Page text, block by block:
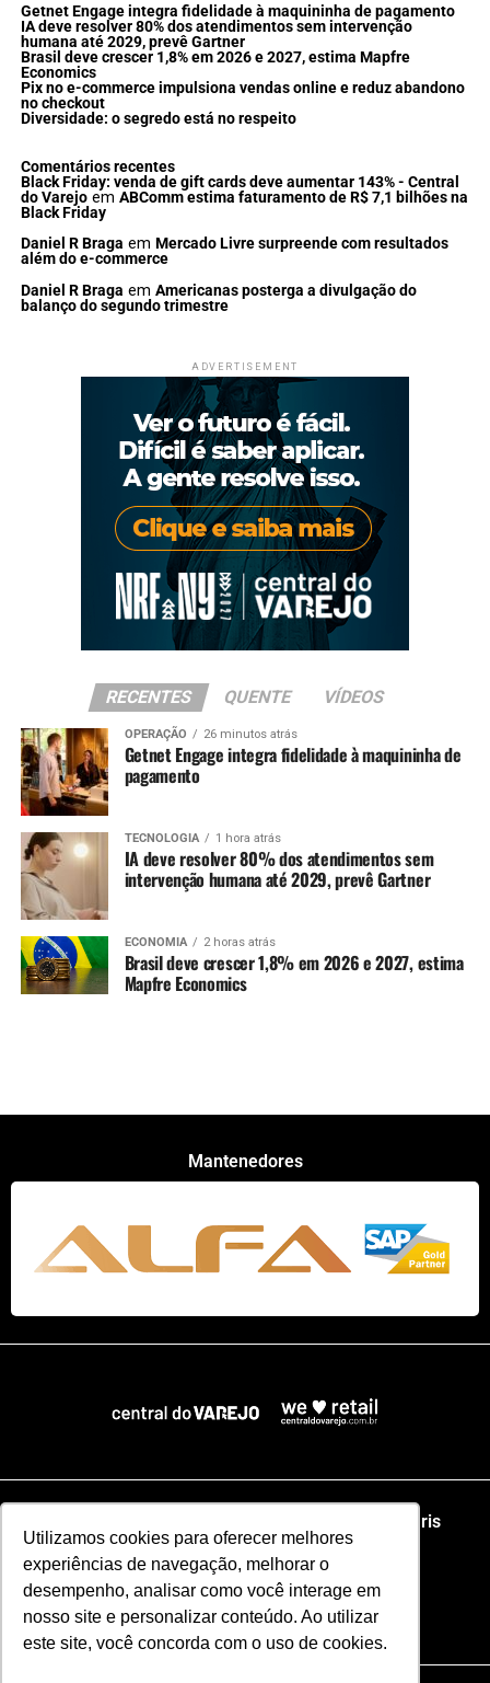
Utilizamos cookies para oferecer melhores
experiências de navegação, melhorar o
desempenho, analisar como você interage em
nosso site e personalizar conteúdo. Ao utilizar
este site, você concorda com o uso de cookies.
Getnet Engage integra fidelidade à maquininha de pagamento
IA deve resolver 80% dos atendimentos sem intervenção
humana até 2029, prevê Gartner
Brasil deve crescer 1,8% em 2026 e 2027, estima Mapfre
Economics
Pix no e-commerce impulsiona vendas online e reduz abandono
no checkout
Diversidade: o segredo está no respeito
Comentários recentes
Black Friday: venda de gift cards deve aumentar 143% - Central
do Varejoem ABComm estima faturamento de R$ 7,1 bilhões na
Black Friday
Daniel R Braga em Mercado Livre surpreende com resultados
além do e-commerce
Daniel R Braga em Americanas posterga a divulgação do
balanço do segundo trimestre
ADVERTISEMENT
RECENTES QUENTE VÍDEOS
OPERAÇÃO 26 minutos atrás
Getnet Engage integra fidelidade à maquininha de
pagamento
TECNOLOGIA 1 hora atrás
IA deve resolver 80% dos atendimentos sem
intervenção humana até 2029, prevê Gartner
ECONOMIA 2 horas atrás
Brasil deve crescer 1,8% em 2026 e 2027, estima
Mapfre Economics
Mantenedores
NRF Paris
Web Summit Lisboa Web Summit Rio
Especial NRF2026